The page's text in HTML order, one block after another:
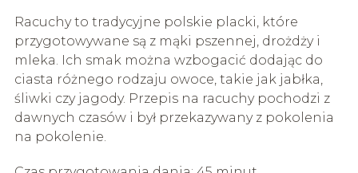
Racuchy to tradycyjne polskie placki, które
przygotowywane są z mąki pszennej, drożdży i
mleka. Ich smak można wzbogacić dodając do
ciasta różnego rodzaju owoce, takie jak jabłka,
śliwki czy jagody. Przepis na racuchy pochodzi z
dawnych czasów i był przekazywany z pokolenia
na pokolenie.